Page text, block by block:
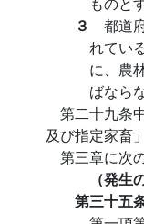
３ 都道
れてい
に、農
ばなら
第二十九条
及び指定家畜
第三章に次
（発生
第三十五